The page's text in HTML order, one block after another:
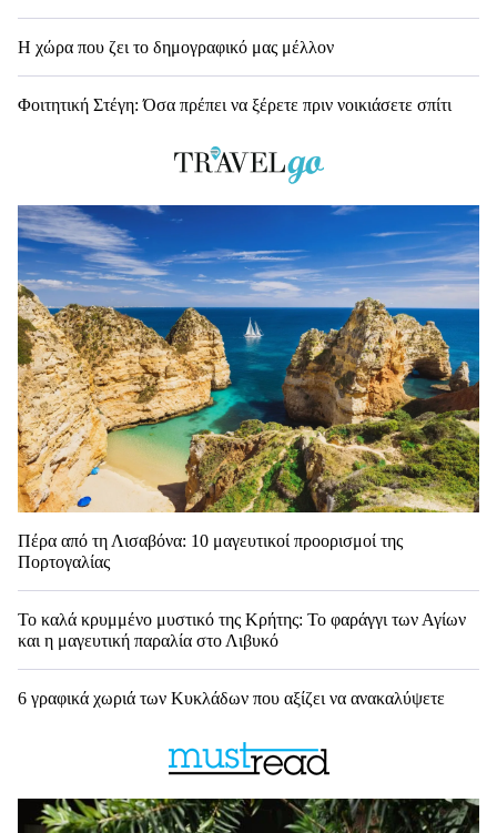
Η χώρα που ζει το δημογραφικό μας μέλλον
Φοιτητική Στέγη: Όσα πρέπει να ξέρετε πριν νοικιάσετε σπίτι
Πέρα από τη Λισαβόνα: 10 μαγευτικοί προορισμοί της
Πορτογαλίας
Το καλά κρυμμένο μυστικό της Κρήτης: Το φαράγγι των Αγίων
και η μαγευτική παραλία στο Λιβυκό
6 γραφικά χωριά των Κυκλάδων που αξίζει να ανακαλύψετε